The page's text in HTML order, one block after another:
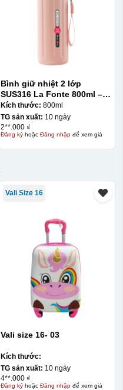
Bình giữ nhiệt 2 lớp
SUS316 La Fonte 800ml –
012720
Kích thước: 800ml
TG sản xuất: 10 ngày
2**.000 ₫
Đăng kýhoặc Đăng nhậpđể xem giá
Vali Size 16
Vali size 16- 03
Kích thước:
TG sản xuất: 10 ngày
4**.000 ₫
Đăng kýhoặc Đăng nhậpđể xem giá